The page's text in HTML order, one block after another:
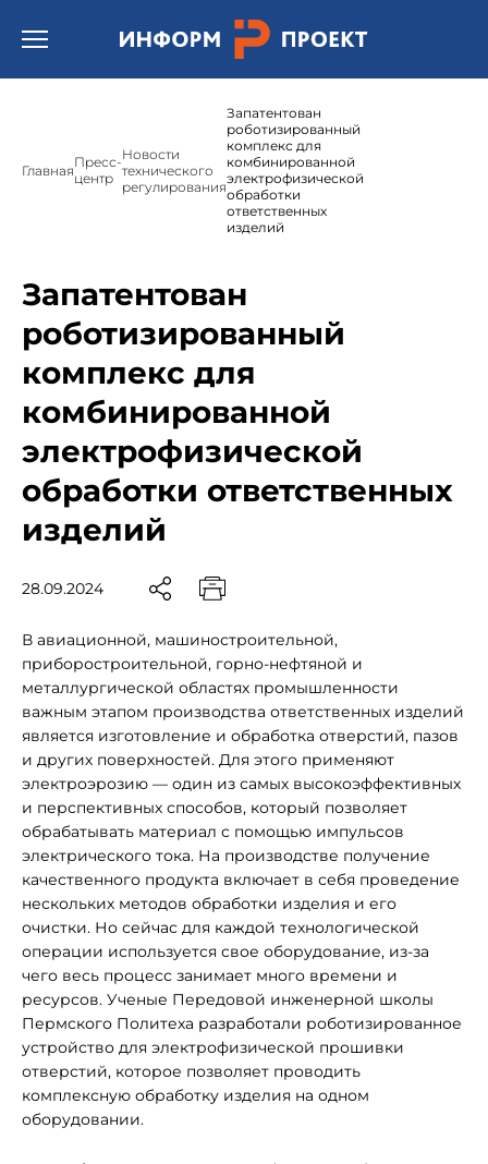
Открыть бургер меню.
ГлавнаяПресс-
центр
Новости
технического
регулирования
Запатентован
роботизированный
комплекс для
комбинированной
электрофизической
обработки
ответственных
изделий
Запатентован
роботизированный
комплекс для
комбинированной
электрофизической
обработки ответственных
изделий
28.09.2024
В авиационной, машиностроительной,
приборостроительной, горно-нефтяной и
металлургической областях промышленности
важным этапом производства ответственных изделий
является изготовление и обработка отверстий, пазов
и других поверхностей. Для этого применяют
электроэрозию — один из самых высокоэффективных
и перспективных способов, который позволяет
обрабатывать материал с помощью импульсов
электрического тока. На производстве получение
качественного продукта включает в себя проведение
нескольких методов обработки изделия и его
очистки. Но сейчас для каждой технологической
операции используется свое оборудование, из-за
чего весь процесс занимает много времени и
ресурсов. Ученые Передовой инженерной школы
Пермского Политеха разработали роботизированное
устройство для электрофизической прошивки
отверстий, которое позволяет проводить
комплексную обработку изделия на одном
оборудовании.